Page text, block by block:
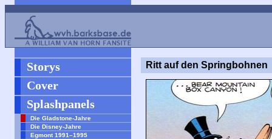
Storys
Cover
Splashpanels
Die Gladstone-Jahre
Die Disney-Jahre
Egmont 1991–1995
Ritt auf den Springbohnen